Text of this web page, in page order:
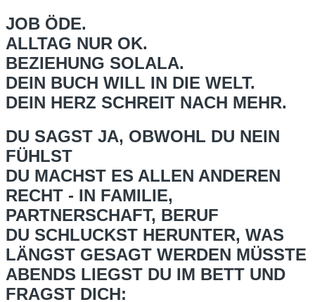
JOB ÖDE.
ALLTAG NUR OK.
BEZIEHUNG SOLALA.
DEIN BUCH WILL IN DIE WELT.
DEIN HERZ SCHREIT NACH MEHR.
DU SAGST JA, OBWOHL DU NEIN
FÜHLST
DU MACHST ES ALLEN ANDEREN
RECHT - IN FAMILIE,
PARTNERSCHAFT, BERUF
DU SCHLUCKST HERUNTER, WAS
LÄNGST GESAGT WERDEN MÜSSTE
ABENDS LIEGST DU IM BETT UND
FRAGST DICH: